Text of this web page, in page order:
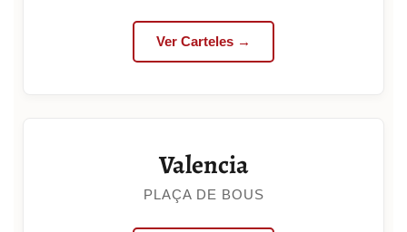
Ver Carteles →
Valencia
PLAÇA DE BOUS